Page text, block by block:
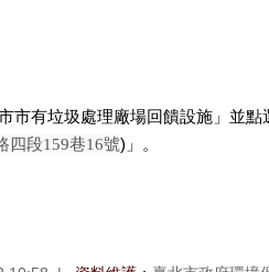
市有垃圾處理廠場回饋設施」並點
四段159巷16號) 」 。